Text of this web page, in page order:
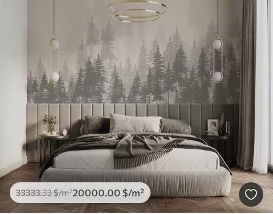
33333.33$/m²20000.00 $/m²